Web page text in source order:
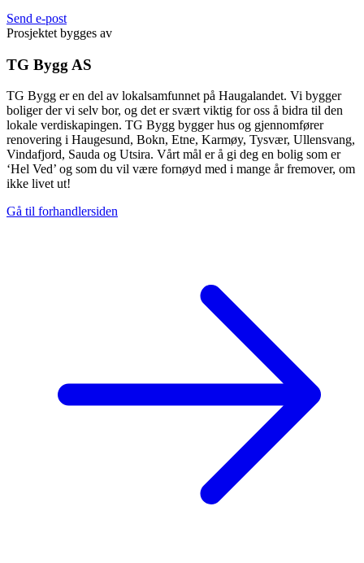
Send e-post
Prosjektet bygges av
TG Bygg AS
TG Bygg er en del av lokalsamfunnet på Haugalandet. Vi bygger
boliger der vi selv bor, og det er svært viktig for oss å bidra til den
lokale verdiskapingen. TG Bygg bygger hus og gjennomfører
renovering i Haugesund, Bokn, Etne, Karmøy, Tysvær, Ullensvang,
Vindafjord, Sauda og Utsira. Vårt mål er å gi deg en bolig som er
‘Hel Ved’ og som du vil være fornøyd med i mange år fremover, om
ikke livet ut!
Gå til forhandlersiden